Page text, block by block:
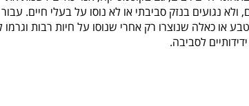
נגועים בנזק סביבתי או לא נוסו על בעלי חיים.
או כאלה שנוצרו רק אחרי שנוסו על חיות רבות
לסביבה.